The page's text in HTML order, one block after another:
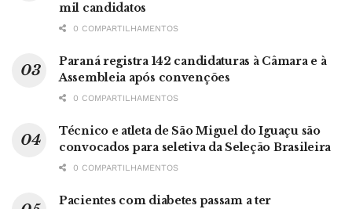
mil candidatos
0 COMPARTILHAMENTOS
Paraná registra 142 candidaturas à Câmara e à
Assembleia após convenções
0 COMPARTILHAMENTOS
Técnico e atleta de São Miguel do Iguaçu são
convocados para seletiva da Seleção Brasileira
0 COMPARTILHAMENTOS
Pacientes com diabetes passam a ter